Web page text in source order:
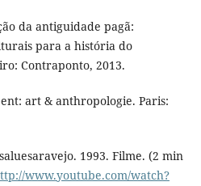
da antiguidade pagã:
para a história do
Contraponto, 2013.
art & anthropologie. Paris:
1993. Filme. (2 min
www.youtube.com/watch?